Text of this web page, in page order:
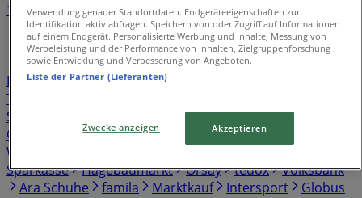
1 345
38
Kaufland
Lidl REWE Birkenstock
Penny
Norisbank Aldi Süd
Thule
Sparda Bank
Thomas Philipps Tamaris
Yamaha
OTTO
Rossmann Gerry Weber Samsung
Weiden
Sparkasse
Hagebaumarkt Orsay tedox
Volksbank
Ara Schuhe
famila Marktkauf Intersport Globus
Verwendung genauer Standortdaten. Endgeräteeigenschaften zur
Identifikation aktiv abfragen. Speichern von oder Zugriff auf Informationen
auf einem Endgerät. Personalisierte Werbung und Inhalte, Messung von
Werbeleistung und der Performance von Inhalten, Zielgruppenforschung
sowie Entwicklung und Verbesserung von Angeboten.
Liste der Partner (Lieferanten)
Zwecke anzeigen Akzeptieren